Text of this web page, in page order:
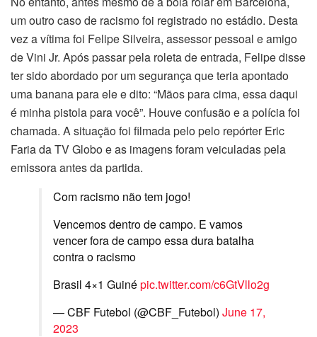
um outro caso de racismo foi registrado no estádio. Desta
vez a vítima foi Felipe Silveira, assessor pessoal e amigo
de Vini Jr. Após passar pela roleta de entrada, Felipe disse
ter sido abordado por um segurança que teria apontado
uma banana para ele e dito: “Mãos para cima, essa daqui
é minha pistola para você”. Houve confusão e a polícia foi
chamada. A situação foi filmada pelo pelo repórter Eric
Faria da TV Globo e as imagens foram veiculadas pela
emissora antes da partida.
Com racismo não tem jogo!
Vencemos dentro de campo. E vamos
vencer fora de campo essa dura batalha
contra o racismo
Brasil 4×1 Guinépic.twitter.com/c6GtVllo2g
— CBF Futebol (@CBF_Futebol) June 17,
2023